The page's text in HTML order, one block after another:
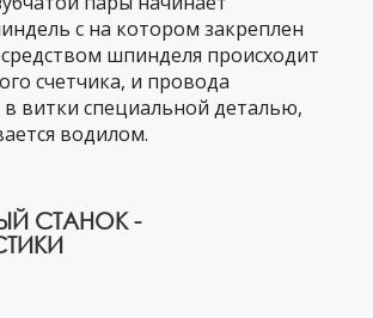
с на котором закреплен
шпинделя происходит
счетчика, и провода
витки специальной деталью,
водилом.
СТАНОК -